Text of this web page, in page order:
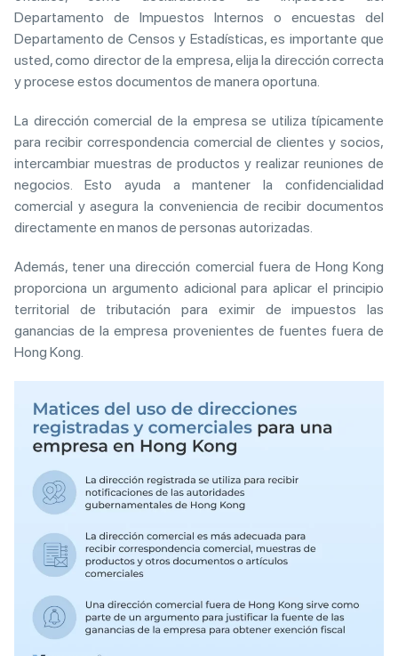
Departamento de Impuestos Internos o encuestas del
Departamento de Censos y Estadísticas, es importante que
usted, como director de la empresa, elija la dirección correcta
y procese estos documentos de manera oportuna.
La dirección comercial de la empresa se utiliza típicamente
para recibir correspondencia comercial de clientes y socios,
intercambiar muestras de productos y realizar reuniones de
negocios. Esto ayuda a mantener la confidencialidad
comercial y asegura la conveniencia de recibir documentos
directamente en manos de personas autorizadas.
Además, tener una dirección comercial fuera de Hong Kong
proporciona un argumento adicional para aplicar el principio
territorial de tributación para eximir de impuestos las
ganancias de la empresa provenientes de fuentes fuera de
Hong Kong.